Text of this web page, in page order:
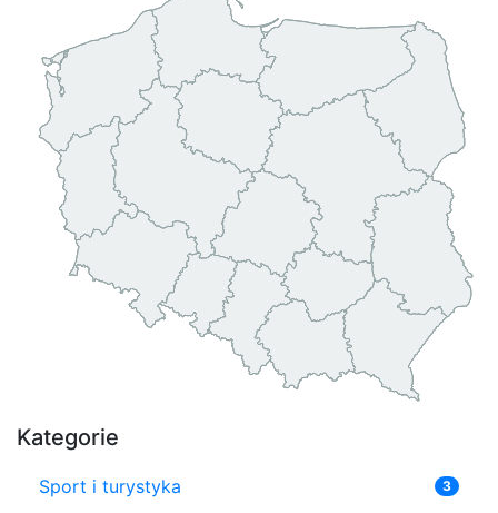
Kategorie
Sport i turystyka 3